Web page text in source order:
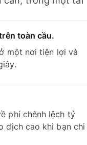
toàn cầu.
một nơi tiện lợi và
phí chênh lệch tỷ
dịch cao khi bạn chi